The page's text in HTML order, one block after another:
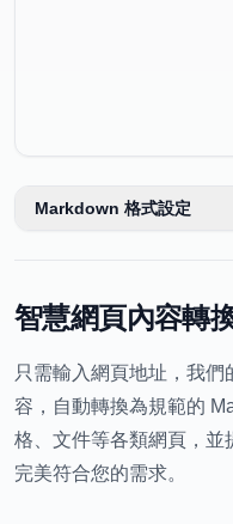
Markdown 格式設定
智慧網頁內容轉
只需輸入網頁地址，我
容，自動轉換為規範的
格、文件等各類網頁，並
完美符合您的需求。